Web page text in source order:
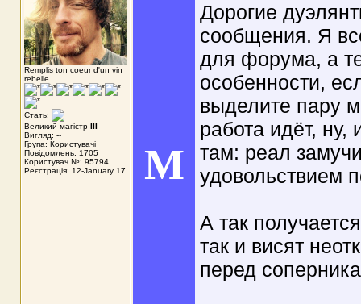
Remplis ton coeur d'un vin
rebelle
Стать:
Великий магістр III
Вигляд: --
Група: Користувачі
Повідомлень: 1705
Користувач №: 95794
Реєстрація: 12-January 17
M
Дорогие
сообщения. Я
для форума, а
особенности,
выделите пару
работа идёт, ну,
там: реал
удовольствием
А так
так и висят
перед